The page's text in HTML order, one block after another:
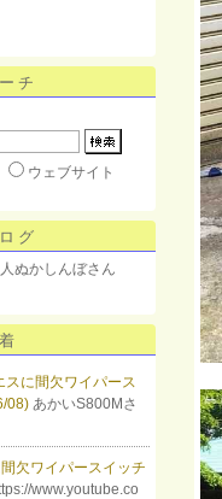
チ
ウェブサイト
グ
ぬかしんぼさん
スに間欠ワイパース
08) あかいS800Mさ
欠ワイパースイッチ
www.youtube.co